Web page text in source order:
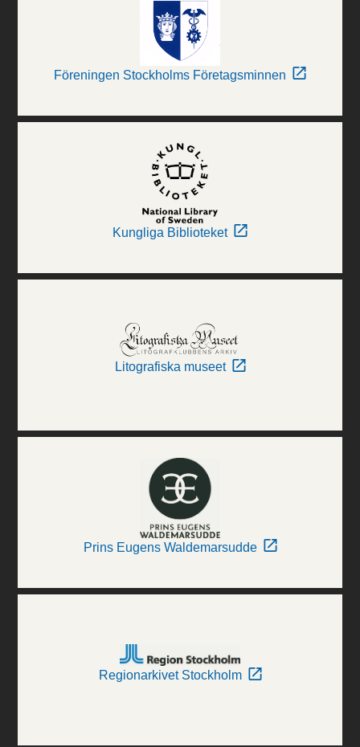
Föreningen Stockholms Företagsminnen
Kungliga Biblioteket
Litografiska museet
Prins Eugens Waldemarsudde
Regionarkivet Stockholm